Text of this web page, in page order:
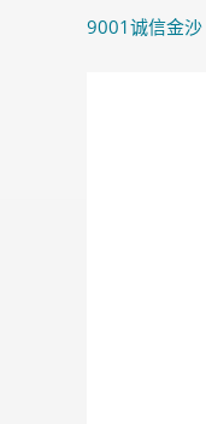
9001诚信金沙